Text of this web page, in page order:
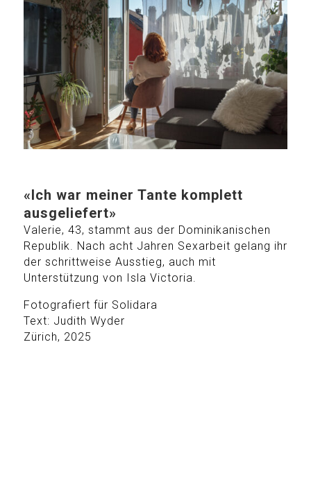
«Ich war meiner Tante komplett
ausgeliefert»
Valerie, 43, stammt aus der Dominikanischen
Republik. Nach acht Jahren Sexarbeit gelang ihr
der schrittweise Ausstieg, auch mit
Unterstützung von Isla Victoria.
Fotografiert für Solidara
Text: Judith Wyder
Zürich, 2025